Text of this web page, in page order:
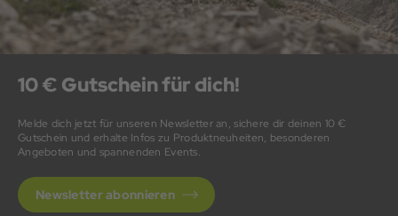
10 € Gutschein für dich!
Melde dich jetzt für unseren Newsletter an, sichere dir deinen 10 €
Gutschein und erhalte Infos zu Produktneuheiten, besonderen
Angeboten und spannenden Events.
Newsletter abonnieren